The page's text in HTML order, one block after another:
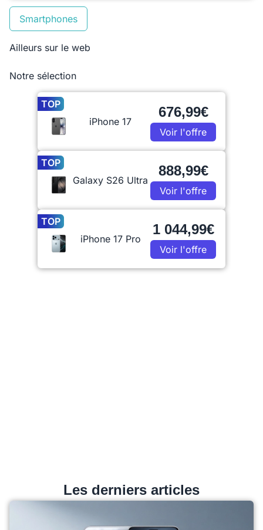
Smartphones
Ailleurs sur le web
Notre sélection
TOP
iPhone 17
676,99€
Voir l'offre
TOP
Galaxy S26 Ultra
888,99€
Voir l'offre
TOP
iPhone 17 Pro
1 044,99€
Voir l'offre
Les derniers articles